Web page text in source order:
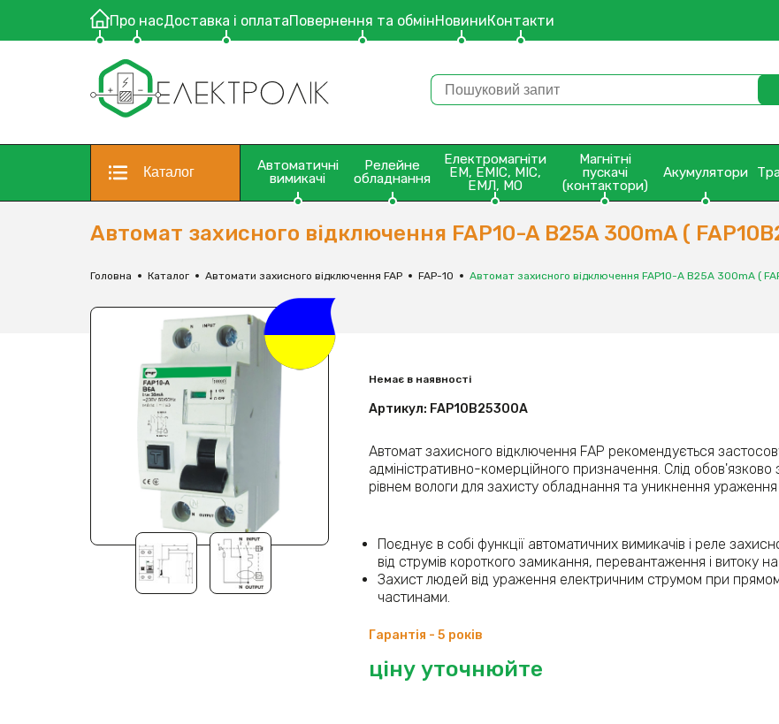
Про насДоставка і оплатаПовернення та обмінНовиниКонтакти
Каталог
Автоматичні
вимикачі
Релейне
обладнання
Електромагніти
ЕМ, ЕМІС, МІС,
ЕМЛ, МО
Магнітні
пускачі
(контактори)
Акумулятори
Автомат захисного відключення FAP10-A В25A 300mA (
Головна Каталог Автомати захисного відключення FAP FAP-10 Автомат захисного відключення FAP10-A В25A 300mA (
Немає в наявності
Артикул: FAP10В25300A
Автомат захисного відключення FAP рекомендується
адміністративно-комерційного призначення. Слід
рівнем вологи для захисту обладнання та уникнення
Поєднує в собі функції автоматичних вимикачів і реле
від струмів короткого замикання, перевантаження і витоку
Захист людей від ураження електричним струмом при
частинами.
Гарантія - 5 років
ціну уточнюйте